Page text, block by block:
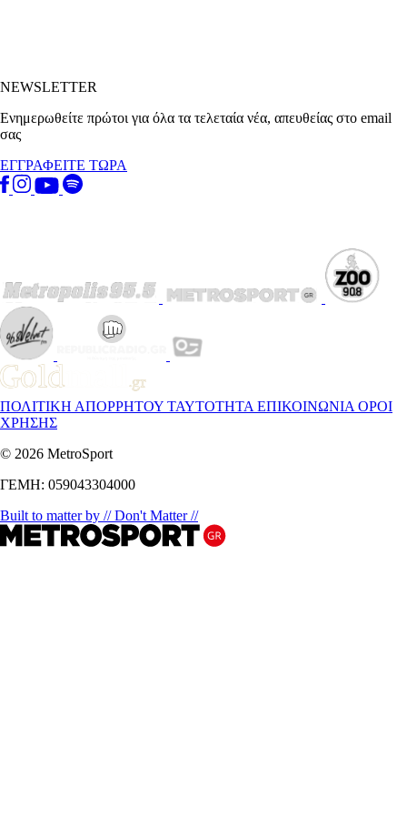
NEWSLETTER
Ενημερωθείτε πρώτοι για όλα τα τελεταία νέα, απευθείας στο email
σας
ΕΓΓΡΑΦΕΙΤΕ ΤΩΡΑ
ΠΟΛΙΤΙΚΗ ΑΠΟΡΡΗΤΟΥ ΤΑΥΤΟΤΗΤΑ ΕΠΙΚΟΙΝΩΝΙΑ ΟΡΟΙ
ΧΡΗΣΗΣ
© 2026 MetroSport
ΓΕΜΗ: 059043304000
Built to matter by // Don't Matter //